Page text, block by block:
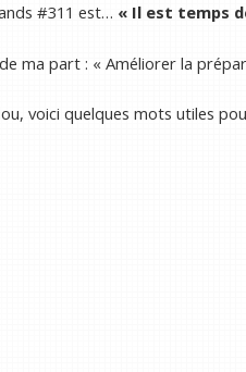
#311 est… « Il est temps
ma part : « Améliorer la
voici quelques mots utiles